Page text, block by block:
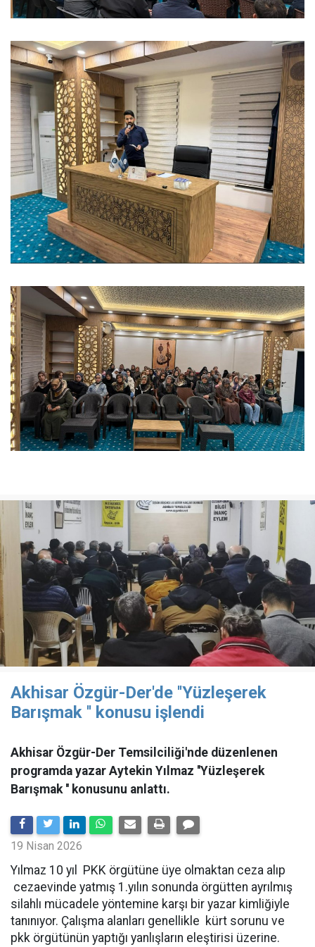
Akhisar Özgür-Der'de ''Yüzleşerek
Barışmak '' konusu işlendi
Akhisar Özgür-Der Temsilciliği'nde düzenlenen
programda yazar Aytekin Yılmaz ''Yüzleşerek
Barışmak '' konusunu anlattı.
19 Nisan 2026
Yılmaz 10 yıl PKK örgütüne üye olmaktan ceza alıp
cezaevinde yatmış 1.yılın sonunda örgütten ayrılmış
silahlı mücadele yöntemine karşı bir yazar kimliğiyle
tanınıyor. Çalışma alanları genellikle kürt sorunu ve
pkk örgütünün yaptığı yanlışların eleştirisi üzerine.